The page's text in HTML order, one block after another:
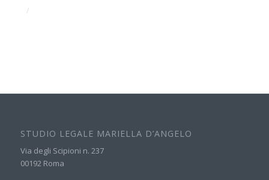
/
STUDIO LEGALE MARIELLA D’ANGELO
Via degli Scipioni n. 237
00192 Roma